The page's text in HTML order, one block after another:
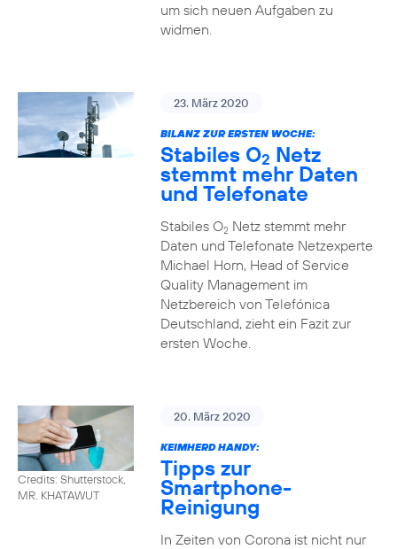
um sich neuen Aufgaben zu
widmen.
23. März 2020
BILANZ ZUR ERSTEN WOCHE:
Stabiles O2 Netz
stemmt mehr Daten
und Telefonate
Stabiles O2Netz stemmt mehr
Daten und Telefonate Netzexperte
Michael Horn, Head of Service
Quality Management im
Netzbereich von Telefónica
Deutschland, zieht ein Fazit zur
ersten Woche.
Credits: Shutterstock,
MR. KHATAWUT
20. März 2020
KEIMHERD HANDY:
Tipps zur
Smartphone-
Reinigung
In Zeiten von Corona ist nicht nur